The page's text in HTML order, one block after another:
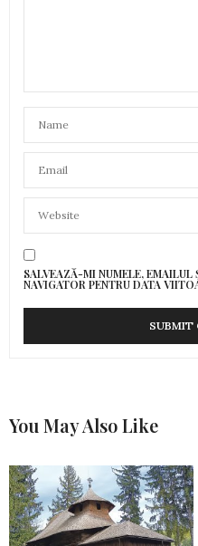
SALVEAZĂ-MI NUMELE,
NAVIGATOR PENTRU DATA
You May Also Like